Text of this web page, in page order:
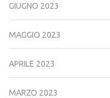
GIUGNO 2023
MAGGIO 2023
APRILE 2023
MARZO 2023